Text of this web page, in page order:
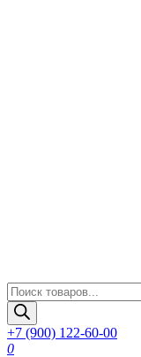
Поиск
товаров
+7 (900) 122-60-00
0